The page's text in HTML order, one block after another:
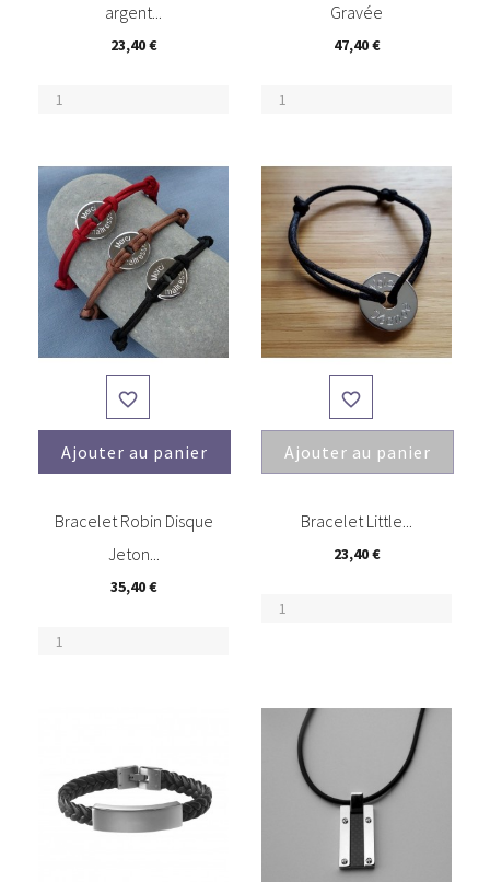
argent...
23,40 €
Gravée
47,40 €

Ajouter au panier
Bracelet Robin Disque
Jeton...
35,40 €

Ajouter au panier
Bracelet Little...
23,40 €